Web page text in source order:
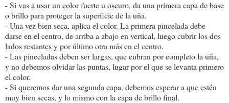
- Si vas a usar un color fuerte u oscuro, da una primera capa de base
o brillo para proteger la superficie de la uña.
- Una vez bien seca, aplica el color. La primera pincelada debe
darse en el centro, de arriba a abajo en vertical, luego cubrir los dos
lados restantes y por último otra más en el centro.
- Las pinceladas deben ser largas, que cubran por completo la uña,
y no debemos olvidar las puntas, lugar por el que se levanta primero
el color.
- Si queremos dar una segunda capa, debemos esperar a que estén
muy bien secas, y lo mismo con la capa de brillo final.